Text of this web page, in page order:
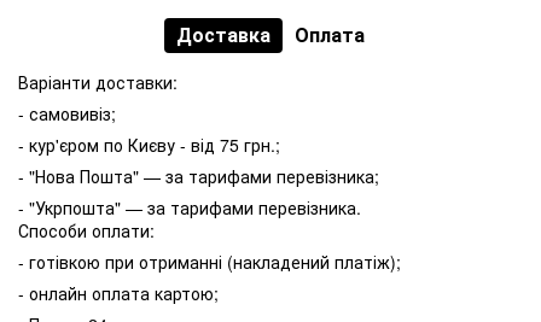
Доставка Оплата
Варіанти доставки:
- самовивіз;
- кур'єром по Києву - від 75 грн.;
- "Нова Пошта" — за тарифами перевізника;
- "Укрпошта" — за тарифами перевізника.
Способи оплати:
- готівкою при отриманні (накладений платіж);
- онлайн оплата картою;